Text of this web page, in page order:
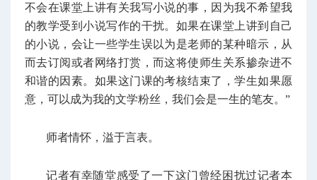
不会在课堂上讲有关我写小说的事，因为我不希望我
的教学受到小说写作的干扰。如果在课堂上讲到自己
的小说，会让一些学生误以为是老师的某种暗示，从
而去订阅或者网络打赏，而这将使师生关系掺杂进不
和谐的因素。如果这门课的考核结束了，学生如果愿
意，可以成为我的文学粉丝，我们会是一生的笔友。”
师者情怀，溢于言表。
记者有幸随堂感受了一下这门曾经困扰过记者本